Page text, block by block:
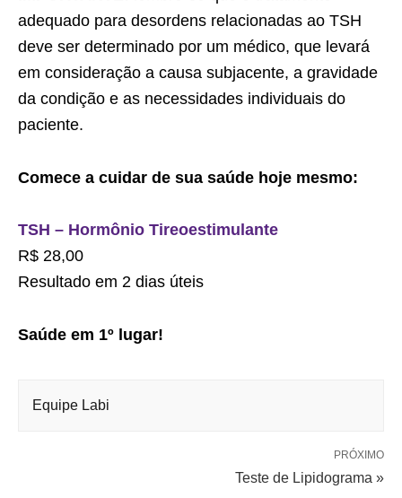
adequado para desordens relacionadas ao TSH
deve ser determinado por um médico, que levará
em consideração a causa subjacente, a gravidade
da condição e as necessidades individuais do
paciente.
Comece a cuidar de sua saúde hoje mesmo:
TSH – Hormônio Tireoestimulante
R$ 28,00
Resultado em 2 dias úteis
Saúde em 1º lugar!
Equipe Labi
PRÓXIMO
Teste de Lipidograma »